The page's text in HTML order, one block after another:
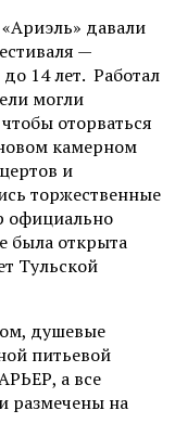
«Ариэль» давали
—
14 лет. Работал
могли
оторваться
камерном
и
торжественные
официально
была открыта
Тульской
душевые
питьевой
а все
размечены на